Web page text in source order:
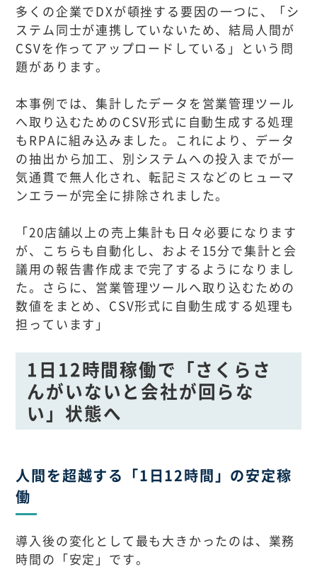
多くの企業でDXが頓挫する要因の一つに、「シ
ステム同士が連携していないため、結局人間が
CSVを作ってアップロードしている」という問
題があります。
本事例では、集計したデータを営業管理ツール
へ取り込むためのCSV形式に自動生成する処理
もRPAに組み込みました。これにより、データ
の抽出から加工、別システムへの投入までが一
気通貫で無人化され、転記ミスなどのヒューマ
ンエラーが完全に排除されました。
「20店舗以上の売上集計も日々必要になります
が、こちらも自動化し、およそ15分で集計と会
議用の報告書作成まで完了するようになりまし
た。さらに、営業管理ツールへ取り込むための
数値をまとめ、CSV形式に自動生成する処理も
担っています」
1日12時間稼働で「さくらさ
んがいないと会社が回らな
い」状態へ
人間を超越する「1日12時間」の安定稼
働
導入後の変化として最も大きかったのは、業務
時間の「安定」です。